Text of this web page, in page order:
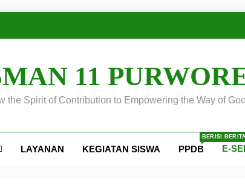
11
the Spirit of Contribution to Empowering the Way of
LAYANAN KEGIATAN SISWA PPDB
BERISI
E-